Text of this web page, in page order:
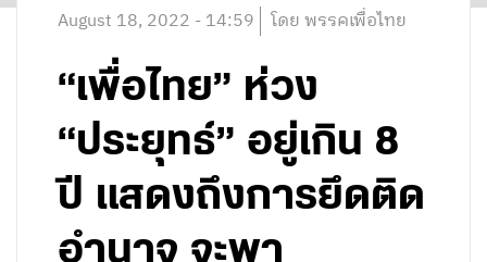
August 18, 2022 - 14:59 โดย พรรคเพื่อไทย
“เพื่อไทย” ห่วง
“ประยุทธ์” อยู่เกิน 8
ปี แสดงถึงการยึดติด
อำนาจ จะพา